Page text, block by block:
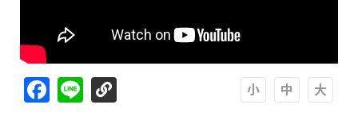
Facebook
Line